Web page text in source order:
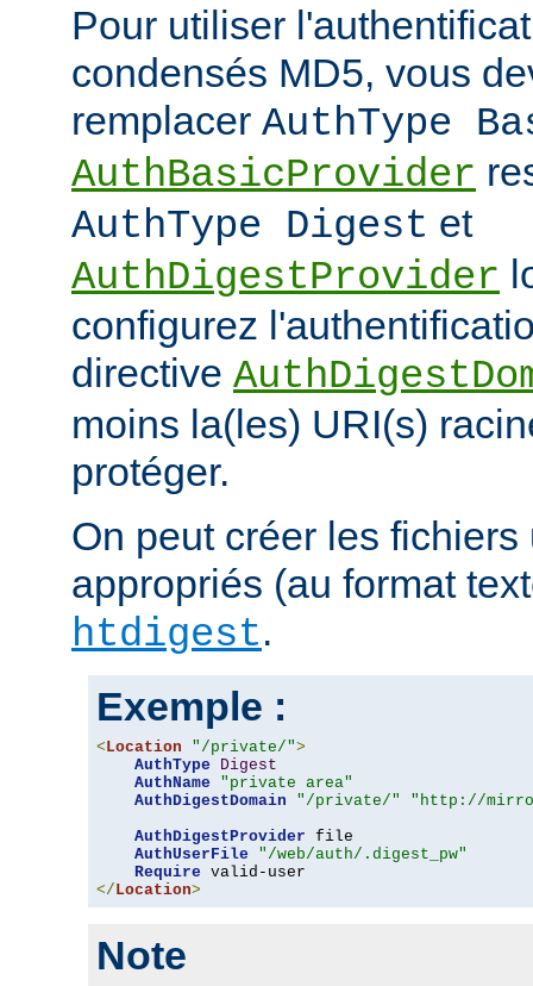
Pour utiliser
condensés MD5, vous
remplacer AuthType
AuthBasicProvider
AuthType Digest et
AuthDigestProvider
configurez
directive
moins la(les) URI(s)
protéger.
On peut créer les fichiers
appropriés (au format
htdigest.
Exemple :
< Location "/private/">
AuthType
Digest
AuthName
"private area"
AuthDigestDomain
"/private/"
"http://
AuthDigestProvider file
AuthUserFile
"/web/auth/.digest_pw"
Require
</ Location>
Note